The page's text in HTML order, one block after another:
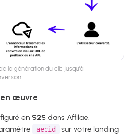
la génération du clic jusqu’à
en œuvre
en S2S dans Affilae.
aecid
sur votre landing